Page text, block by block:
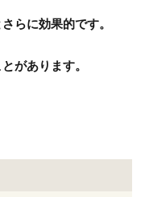
らに効果的です。
があります。